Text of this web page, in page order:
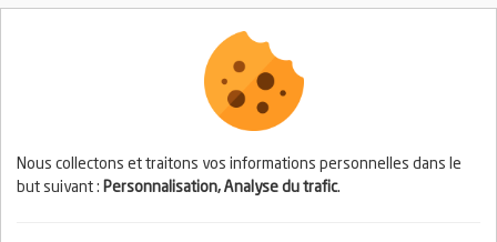
Vos questions / réponses
Espace presse
Nous collectons et traitons vos informations personnelles dans le
but suivant : Personnalisation, Analyse du trafic.